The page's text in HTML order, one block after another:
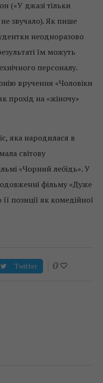
(«У джазі тільки
не звучало). Як пише
неодноразово
їм можуть
персоналу.
вручення «Чоловіки
прохід на «жіночу»
яка народилася в
світову
«Чорний лебідь». У
фільму «Дуже
позиції як комедійної
Twitter 0